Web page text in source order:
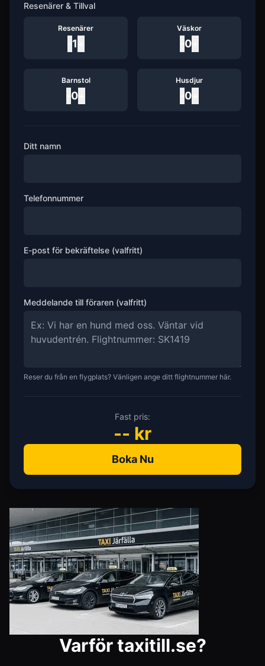
Resenärer & Tillval
Resenärer
1
Väskor
0
Barnstol
0
Husdjur
0
Ditt namn
Telefonnummer
E-post för bekräftelse (valfritt)
Meddelande till föraren (valfritt)
Reser du från en flygplats? Vänligen ange ditt flightnummer här.
Fast pris:
-- kr
Boka Nu
Varför taxitill.se?